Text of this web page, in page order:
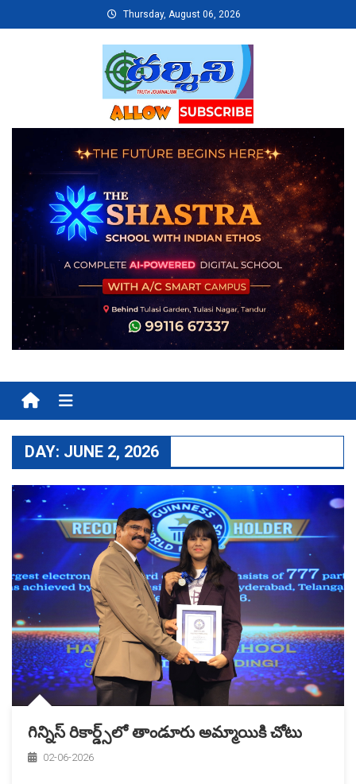
to
Thursday, August 06, 2026
Menu
DAY: JUNE 2, 2026
గిన్నిస్‌ రికార్డ్స్‌లో తాండూరు అమ్మాయికి చోటు
02-06-2026